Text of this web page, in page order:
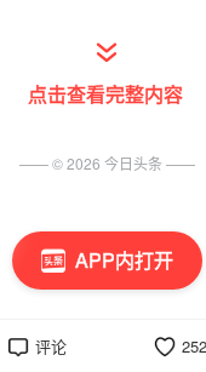
APP内打开
黄种人是雅库特
裂了。雅库特人
特人在俄乌战争
识的士兵，只
点击查看完整内容
评论 252
—— ©2026 今日头条 ——